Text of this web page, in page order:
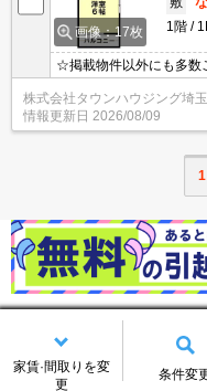
画像：17枚
1階
☆掲載物件以外にも多数
お探しさせて頂きます♪
株式会社タウンハウジング埼
情報更新日 2026/08/09
1
家賃·間取りを変
更
条件変
検索条件を変更する